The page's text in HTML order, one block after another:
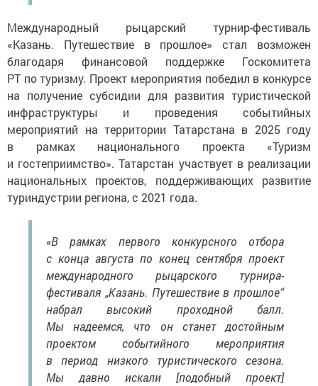
Международный рыцарский турнир-фестиваль
«Казань. Путешествие в прошлое» стал возможен
благодаря финансовой поддержке Госкомитета
РТ по туризму. Проект мероприятия победил в конкурсе
на получение субсидии для развития туристической
инфраструктуры и проведения событийных
мероприятий на территории Татарстана в 2025 году
в рамках национального проекта «Туризм
и гостеприимство». Татарстан участвует в реализации
национальных проектов, поддерживающих развитие
туриндустрии региона, с 2021 года.
«В рамках первого конкурсного отбора
с конца августа по конец сентября проект
международного рыцарского турнира-
фестиваля „Казань. Путешествие в прошлое“
набрал высокий проходной балл.
Мы надеемся, что он станет достойным
проектом событийного мероприятия
в период низкого туристического сезона.
Мы давно искали [подобный проект]